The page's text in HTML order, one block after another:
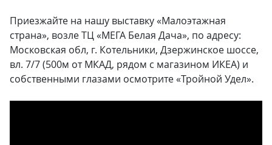
Приезжайте на нашу выставку «Малоэтажная
страна», возле ТЦ «МЕГА Белая Дача», по адресу:
Московская обл, г. Котельники, Дзержинское шоссе,
вл. 7/7 (500м от МКАД, рядом с магазином ИКЕА) и
собственными глазами осмотрите «Тройной Удел».